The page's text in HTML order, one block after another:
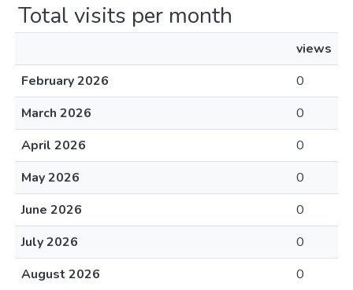
Total visits per month
views
February 2026
0
March 2026
0
April 2026
0
May 2026
0
June 2026
0
July 2026
0
August 2026
0